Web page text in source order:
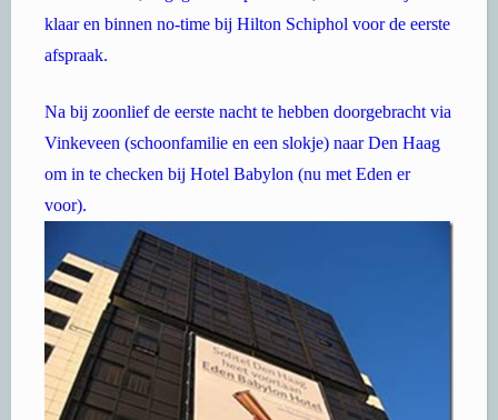
klaar en binnen no-time bij Hilton Schiphol voor de eerste
afspraak.
Na bij zoonlief de eerste nacht te hebben doorgebracht via
Vinkeveen (schoonfamilie en een slokje) naar Den Haag
om in te checken bij Hotel Babylon (nu met Eden er
voor).